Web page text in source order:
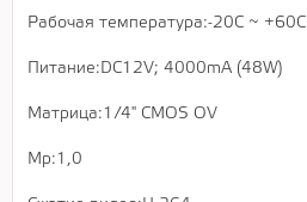
Рабочая температура:-20С ~ +60С
Питание:DC12V; 4000mA (48W)
Матрица:1/4'' CMOS OV
Мр:1,0